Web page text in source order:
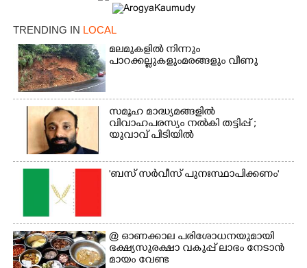
TRENDING IN LOCAL
മലമുകളിൽ നിന്നും
പാറക്കല്ലുകളുംമരങ്ങളും വീണു
സമൂഹ മാദ്ധ്യമങ്ങളിൽ
വിവാഹപരസ്യം നൽകി തട്ടിപ്പ് ;
യുവാവ് പിടിയിൽ
'ബസ് സർവീസ് പുനഃസ്ഥാപിക്കണം'
@​​​​​​​ ഓണക്കാല പരിശോധനയുമായി
ഭക്ഷ്യസുരക്ഷാ വകുപ്പ് ലാഭം നേടാൻ
മായം വേണ്ട
Share this link